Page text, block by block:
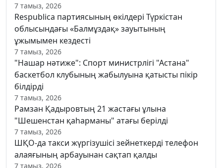
7 тамыз, 2026
Respublica партиясының өкілдері Түркістан
облысындағы «Балмұздақ» зауытының
ұжымымен кездесті
7 тамыз, 2026
"Нашар нәтиже": Спорт министрлігі "Астана"
баскетбол клубының жабылуына қатысты пікір
білдірді
7 тамыз, 2026
Рамзан Қадыровтың 21 жастағы ұлына
"Шешенстан қаһарманы" атағы берілді
7 тамыз, 2026
ШҚО-да такси жүргізушісі зейнеткерді телефон
алаяғының арбауынан сақтап қалды
7 тамыз, 2026